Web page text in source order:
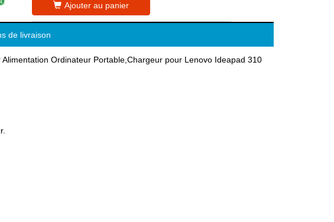
Ajouter au panier
de livraison
Ordinateur Portable,Chargeur pour Lenovo Ideapad 310